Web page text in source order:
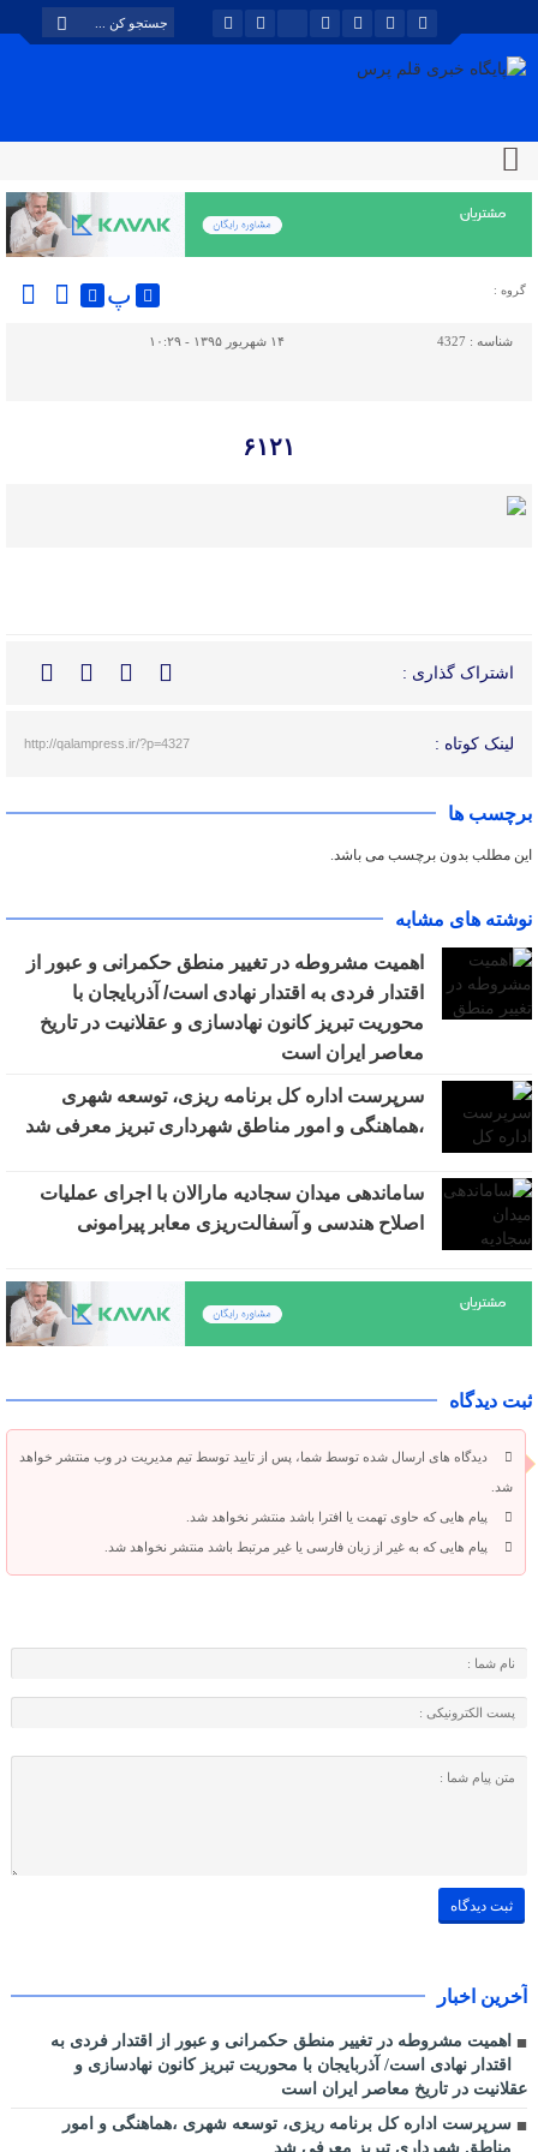
گروه : پ
شناسه : 4327 ۱۴ شهریور ۱۳۹۵ - ۱۰:۲۹
۶۱۲۱
اشتراک گذاری :
لینک کوتاه : http://qalampress.ir/?p=4327
برچسب ها
این مطلب بدون برچسب می باشد.
نوشته های مشابه
اهمیت مشروطه در تغییر منطق حکمرانی و عبور از
اقتدار فردی به اقتدار نهادی است/ آذربایجان با
محوریت تبریز کانون نهادسازی و عقلانیت در تاریخ
معاصر ایران است
سرپرست اداره کل برنامه ریزی، توسعه شهری
،هماهنگی و امور مناطق شهرداری تبریز معرفی شد
ساماندهی میدان سجادیه مارالان با اجرای عملیات
اصلاح هندسی و آسفالت‌ریزی معابر پیرامونی
ثبت دیدگاه
دیدگاه های ارسال شده توسط شما، پس از تایید توسط تیم مدیریت در وب منتشر خواهد
شد.
پیام هایی که حاوی تهمت یا افترا باشد منتشر نخواهد شد.
پیام هایی که به غیر از زبان فارسی یا غیر مرتبط باشد منتشر نخواهد شد.
آخرین اخبار
اهمیت مشروطه در تغییر منطق حکمرانی و عبور از اقتدار فردی به
اقتدار نهادی است/ آذربایجان با محوریت تبریز کانون نهادسازی و
عقلانیت در تاریخ معاصر ایران است
سرپرست اداره کل برنامه ریزی، توسعه شهری ،هماهنگی و امور
مناطق شهرداری تبریز معرفی شد